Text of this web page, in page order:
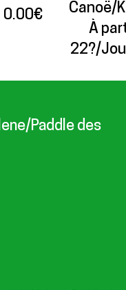
0.00€
Canoë/
À
22?/
Paddle des